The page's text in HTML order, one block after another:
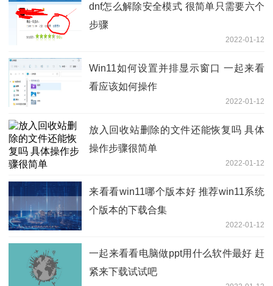
dnf怎么解除安全模式 很简单只需要六个
步骤
2022-01-12
Win11如何设置并排显示窗口 一起来看
看应该如何操作
2022-01-12
放入回收站删除的文件还能恢复吗 具体
操作步骤很简单
2022-01-12
来看看win11哪个版本好 推荐win11系统
个版本的下载合集
2022-01-12
一起来看看电脑做ppt用什么软件最好 赶
紧来下载试试吧